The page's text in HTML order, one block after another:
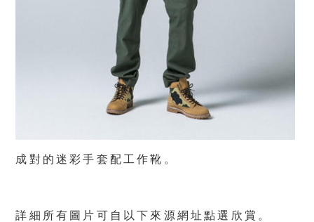
成對的迷彩手套配工作靴。
詳細所有圖片可自以下來源網址點選欣賞。